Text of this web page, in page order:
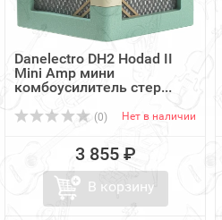
Danelectro DH2 Hodad II
Mini Amp мини
комбоусилитель стер...
(0) Нет в наличии
3 855 ₽
В корзину